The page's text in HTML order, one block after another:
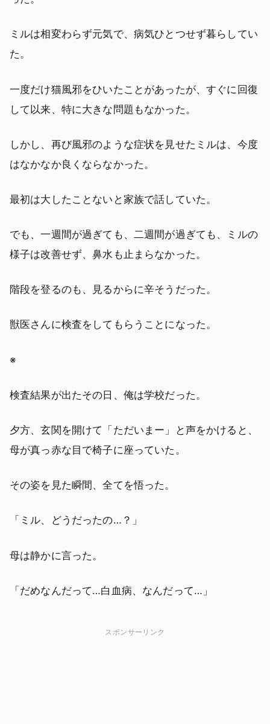
ミルは相変わらず元気で、病気ひとつせず暮らしてい
た。
一度だけ猫風邪をひいたことがあったが、すぐに回復
して以来、特に大きな問題もなかった。
しかし、再び風邪のような症状を見せたミルは、今度
はなかなか良くならなかった。
最初は大したことないと家族で話していた。
でも、一週間が過ぎても、二週間が過ぎても、ミルの
様子は改善せず、鼻水も止まらなかった。
階段を登るのも、見るからに辛そうだった。
獣医さんに検査をしてもらうことになった。
※
検査結果が出たその日、俺は学校だった。
夕方、玄関を開けて「ただいまー」と声をかけると、
母が真っ赤な目で椅子に座っていた。
その姿を見た瞬間、全てを悟った。
「ミル、どうだったの…？」
母は静かに言った。
「だめなんだって…白血病、なんだって…」
スポンサーリンク